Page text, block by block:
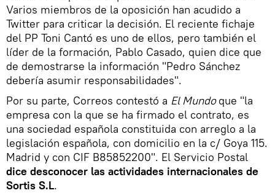
Varios miembros de la oposición han acudido a
Twitter para criticar la decisión. El reciente fichaje
del PP Toni Cantó es uno de ellos, pero también el
líder de la formación, Pablo Casado, quien dice que
de demostrarse la información "Pedro Sánchez
debería asumir responsabilidades".
Por su parte, Correos contestó a El Mundoque "la
empresa con la que se ha firmado el contrato, es
una sociedad española constituida con arreglo a la
legislación española, con domicilio en la c/ Goya 115.
Madrid y con CIF B85852200". El Servicio Postal
dice desconocer las actividades internacionales de
Sortis S.L.